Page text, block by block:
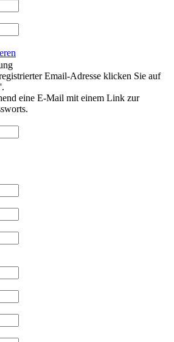
Email-Adresse klicken Sie auf
eine E-Mail mit einem Link zur